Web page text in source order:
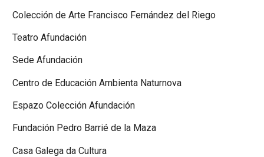
Colección de Arte Francisco Fernández del Riego
Teatro Afundación
Sede Afundación
Centro de Educación Ambienta Naturnova
Espazo Colección Afundación
Fundación Pedro Barrié de la Maza
Casa Galega da Cultura